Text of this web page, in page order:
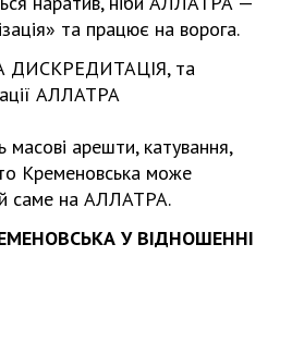
та працює на ворога.
та
АЛЛАТРА
масові арешти, катування,
Кременовська може
саме на АЛЛАТРА.
У ВІДНОШЕННІ